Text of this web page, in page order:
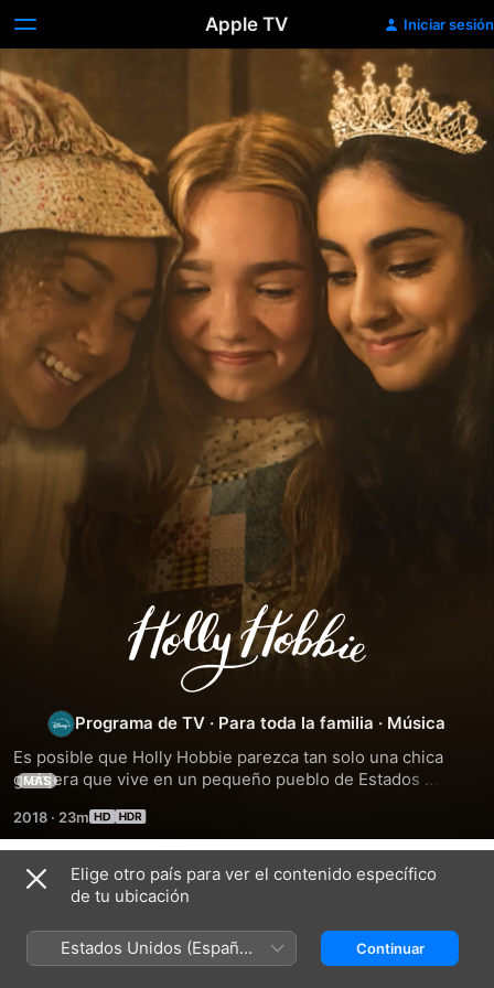
Apple TV Iniciar sesión
Holly
Hobbie
Programa de TV · Para toda la familia · Música
Es posible que Holly Hobbie parezca tan solo una chica
granjera que vive en un pequeño pueblo de Estados
nuestros tiempos. Ahora que Holly alcanzó la adolescencia,
ayudar a los demás es más complicado de lo que parece.
Desde rescatar el café de su abuela hasta apoyar a su
mejor amiga y navegar por el amor juvenil, Holly puede
pueblo.
MÁS
2018 · 23m
Temporada 3
Elige otro país para ver el contenido específico
de tu ubicación
Estados Unidos (Español
México)
Continuar